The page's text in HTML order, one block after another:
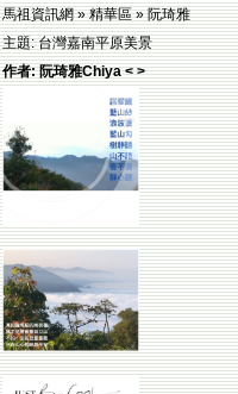
馬祖資訊網 » 精華區 » 阮琦雅
主題: 台灣嘉南平原美景
作者: 阮琦雅Chiya < >